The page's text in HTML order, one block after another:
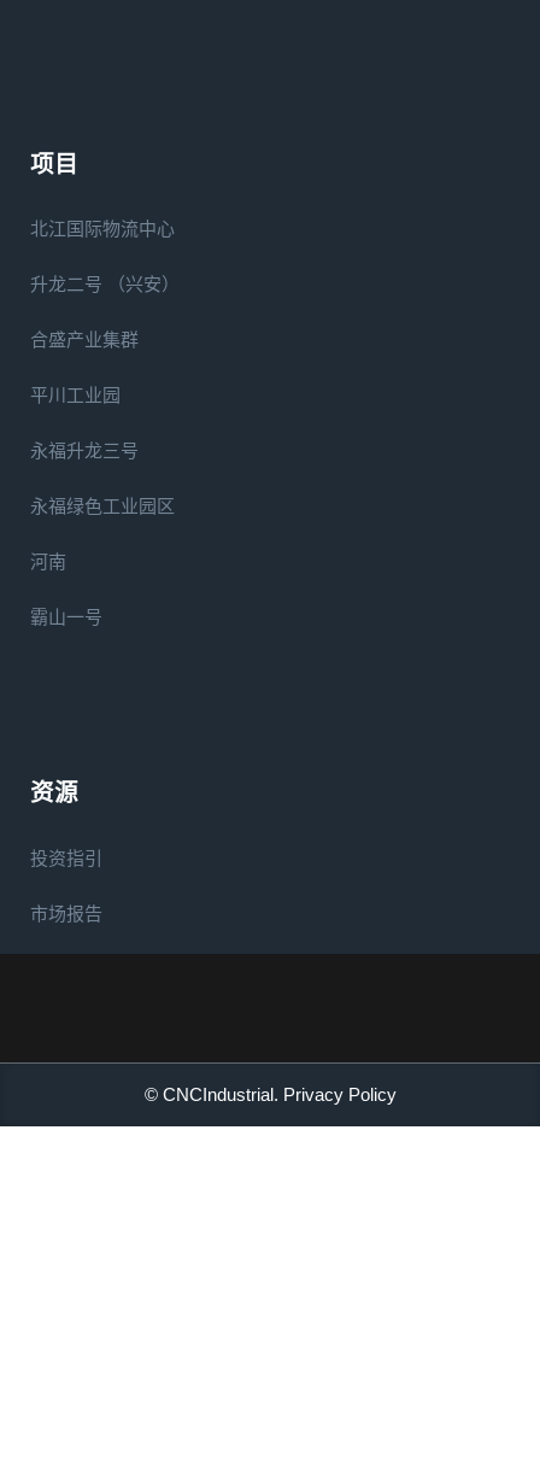
项目
北江国际物流中心
升龙二号 （兴安）
合盛产业集群
平川工业园
永福升龙三号
永福绿色工业园区
河南
霸山一号
资源
投资指引
市场报告
© CNCIndustrial. Privacy Policy